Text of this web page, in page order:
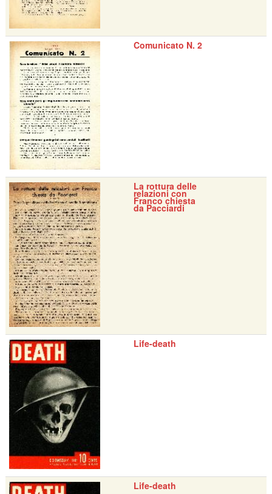
Comunicato N. 2
La rottura delle
relazioni con
Franco chiesta
da Pacciardi
Life-death
Life-death